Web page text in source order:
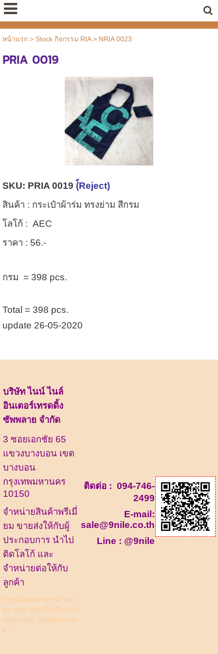
หน้าแรก> Stock กิจกรรม RIA> NRIA 0023
PRIA 0019
SKU: PRIA 0019 (์Reject)
สินค้า : กระเป๋าผ้าร่ม ทรงย่าม สีกรม
โลโก้ : AEC
ราคา : 56.-
กรม = 398 pcs.
Total = 398 pcs.
update 26-05-2020
บริษัท ไนน์ ไนล์
อินเตอร์เทรดดิ้ง
ซัพพลาย จำกัด
3 ซอยเอกชัย 65
แขวงบางบอน เขต
บางบอน
กรุงเทพมหานคร
10150
จำหน่ายสินค้าพรีเมี่
ยม ขายส่งให้กับผู้
ประกอบการ นำไป
ติดโลโก้ และ
จำหน่ายต่อให้กับ
ลูกค้า
บรรจุภัณฑ์ธรรมชาติ ขวด
พลาสติก รับทำวีซ่าจีน รถรับ
ส่งสนามบิน รับผลิตกระเป๋า
ผ้า
ติดต่อ : 094-746-
2499
E-mail:
sale@9nile.co.th
Line : @9nile